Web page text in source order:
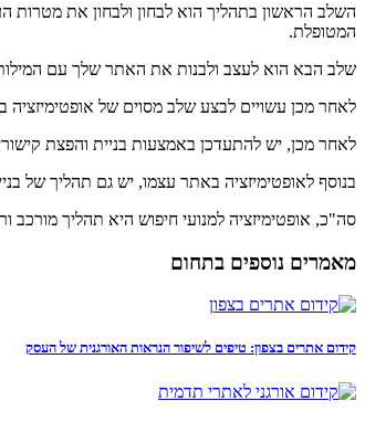
השלב הראשון בתהליך הוא לבחון ולבחון את מטרות
המטופלת.
שלב הבא הוא לעצב ולבנות את האתר שלך עם המילות
לאחר מכן עשויים לבצע שלב מסוים של
לאחר מכן, יש להתעדכן באמצעות בניית והפצת
בנוסף לאופטימיזציה באתר עצמו, יש גם תהליך של
סה"כ, אופטימיזציה למנועי חיפוש היא תהליך
מאמרים נוספים בתחום
קידום אתרים בצפון: טיפים לשיפור הנראות האורגנית של העסק